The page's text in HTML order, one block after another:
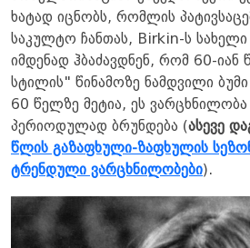
ხატად იცნობს, რომლის
საკულტო ჩანთას, Birkin-ს სახელი
იმდენად ჰბაძავდნენ, რომ 60-იან
სტილის" წინამოზე ნამდვილი
60 წელზე მეტია, ეს
პერიოდულად ბრუნდება (ასევე
წლის გაზაფხული-ზაფხულის
ტრენდული ვარცხნილობები).